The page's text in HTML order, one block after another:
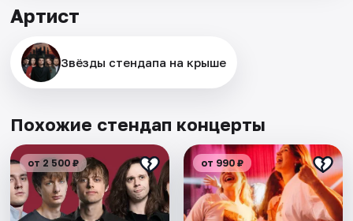
Артист
Звёзды стендапа на крыше
Похожие стендап концерты
от 2 500 ₽ от 990 ₽